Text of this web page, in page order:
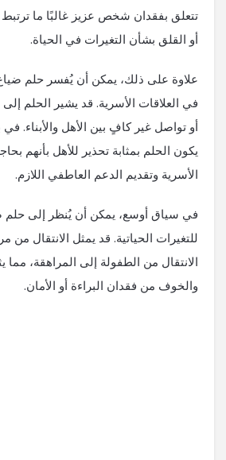
تتعلق بفقدان شخص عزيز غالبًا ما
أو القلق بشأن التغيرات في الحياة.
علاوة على ذلك، يمكن أن يُفسر حلم ضياع
في العلاقات الأسرية. قد يشير الحلم
أو تواصل غير كافٍ بين الأهل والأبناء.
يكون الحلم بمثابة تحذير للأهل بأنهم
الأسرية وتقديم الدعم العاطفي اللازم.
في سياق أوسع، يمكن أن يُنظر إلى حلم
للتغيرات الحياتية. قد يمثل الانتقال
الانتقال من الطفولة إلى المراهقة، مما
والخوف من فقدان البراءة أو الأمان.